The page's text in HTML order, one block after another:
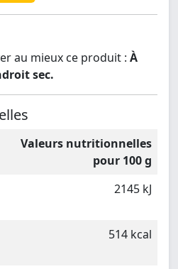
au mieux ce produit : À
sec.
Valeurs nutritionnelles
pour 100 g
2145 kJ
514 kcal